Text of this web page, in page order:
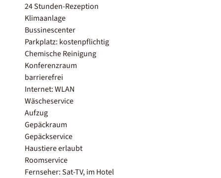
24 Stunden-Rezeption
Klimaanlage
Bussinescenter
Parkplatz: kostenpflichtig
Chemische Reinigung
Konferenzraum
barrierefrei
Internet: WLAN
Wäscheservice
Aufzug
Gepäckraum
Gepäckservice
Haustiere erlaubt
Roomservice
Fernseher: Sat-TV, im Hotel